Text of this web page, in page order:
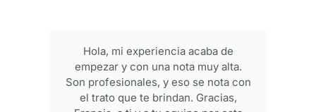
Hola, mi experiencia acaba de
empezar y con una nota muy alta.
Son profesionales, y eso se nota con
el trato que te brindan. Gracias,